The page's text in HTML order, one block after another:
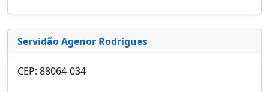
Servidão Agenor Rodrigues
CEP: 88064-034